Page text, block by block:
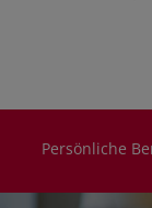
Persönliche